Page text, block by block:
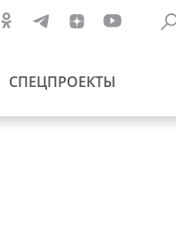
СПЕЦПРОЕКТЫ